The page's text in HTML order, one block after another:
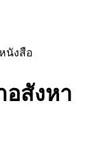
นังสือ
อสังหา